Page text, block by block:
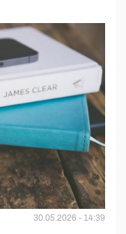
30.05.2026 - 14:39